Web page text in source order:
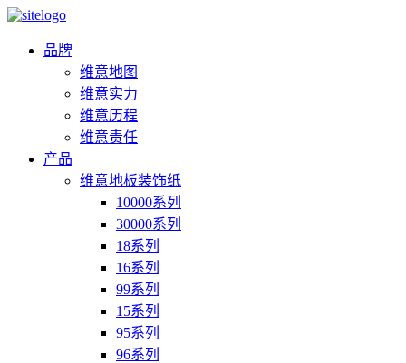
品牌
维意地图
维意实力
维意历程
维意责任
产品
维意地板装饰纸
10000系列
30000系列
18系列
16系列
99系列
15系列
95系列
96系列